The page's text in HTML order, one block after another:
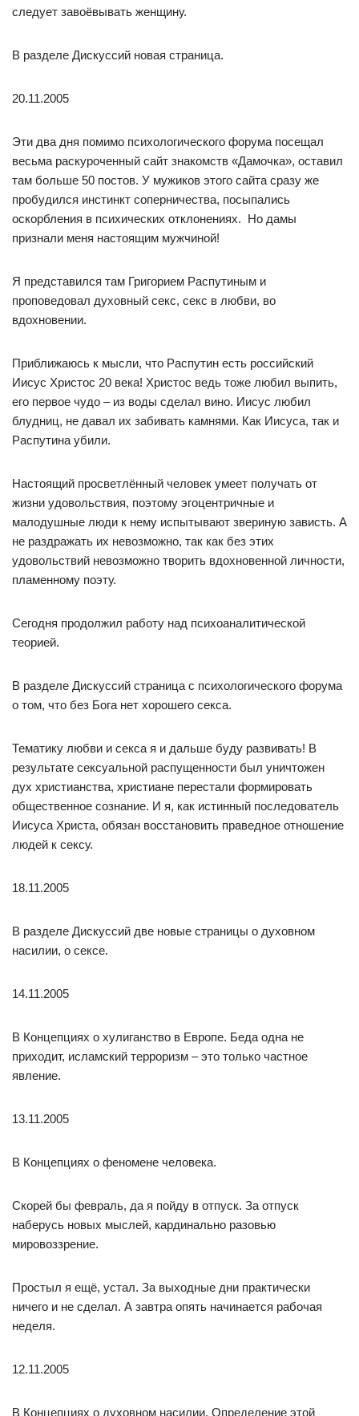
следует завоёвывать женщину.
В разделе Дискуссий новая страница.
20.11.2005
Эти два дня помимо психологического форума посещал
весьма раскуроченный сайт знакомств «Дамочка», оставил
там больше 50 постов. У мужиков этого сайта сразу же
пробудился инстинкт соперничества, посыпались
оскорбления в психических отклонениях. Но дамы
признали меня настоящим мужчиной!
Я представился там Григорием Распутиным и
проповедовал духовный секс, секс в любви, во
вдохновении.
Приближаюсь к мысли, что Распутин есть российский
Иисус Христос 20 века! Христос ведь тоже любил выпить,
его первое чудо – из воды сделал вино. Иисус любил
блудниц, не давал их забивать камнями. Как Иисуса, так и
Распутина убили.
Настоящий просветлённый человек умеет получать от
жизни удовольствия, поэтому эгоцентричные и
малодушные люди к нему испытывают звериную зависть. А
не раздражать их невозможно, так как без этих
удовольствий невозможно творить вдохновенной личности,
пламенному поэту.
Сегодня продолжил работу над психоаналитической
теорией.
В разделе Дискуссий страница с психологического форума
о том, что без Бога нет хорошего секса.
Тематику любви и секса я и дальше буду развивать! В
результате сексуальной распущенности был уничтожен
дух христианства, христиане перестали формировать
общественное сознание. И я, как истинный последователь
Иисуса Христа, обязан восстановить праведное отношение
людей к сексу.
18.11.2005
В разделе Дискуссий две новые страницы о духовном
насилии, о сексе.
14.11.2005
В Концепциях о хулиганство в Европе. Беда одна не
приходит, исламский терроризм – это только частное
явление.
13.11.2005
В Концепциях о феномене человека.
Скорей бы февраль, да я пойду в отпуск. За отпуск
наберусь новых мыслей, кардинально разовью
мировоззрение.
Простыл я ещё, устал. За выходные дни практически
ничего и не сделал. А завтра опять начинается рабочая
неделя.
12.11.2005
В Концепциях о духовном насилии. Определение этой